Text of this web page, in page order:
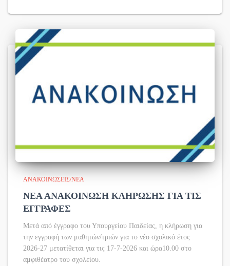
ΑΝΑΚΟΙΝΏΣΕΙΣ/ΝΈΑ
ΝΕΑ ΑΝΑΚΟΙΝΩΣΗ ΚΛΗΡΩΣΗΣ ΓΙΑ ΤΙΣ
ΕΓΓΡΑΦΕΣ
Μετά από έγγραφο του Υπουργείου Παιδείας, η κλήρωση για
την εγγραφή των μαθητών/τριών για το νέο σχολικό έτος
2026-27 μετατίθεται για τις 17-7-2026 και ώρα10.00 στο
αμφιθέατρο του σχολείου.